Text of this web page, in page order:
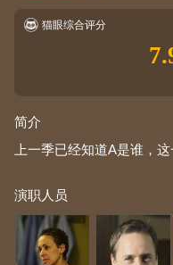
猫眼综合评分
简介
上一季已经知道A是谁，
演职人员